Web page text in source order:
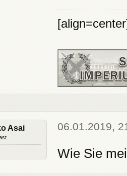
Asai 06.01.2019,
Wie Sie